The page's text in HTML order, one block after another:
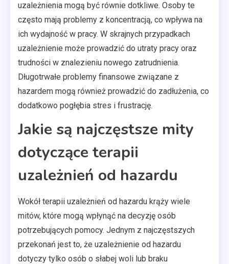
uzależnienia mogą być równie dotkliwe. Osoby te
często mają problemy z koncentracją, co wpływa na
ich wydajność w pracy. W skrajnych przypadkach
uzależnienie może prowadzić do utraty pracy oraz
trudności w znalezieniu nowego zatrudnienia.
Długotrwałe problemy finansowe związane z
hazardem mogą również prowadzić do zadłużenia, co
dodatkowo pogłębia stres i frustrację.
Jakie są najczęstsze mity
dotyczące terapii
uzależnień od hazardu
Wokół terapii uzależnień od hazardu krąży wiele
mitów, które mogą wpłynąć na decyzję osób
potrzebujących pomocy. Jednym z najczęstszych
przekonań jest to, że uzależnienie od hazardu
dotyczy tylko osób o słabej woli lub braku